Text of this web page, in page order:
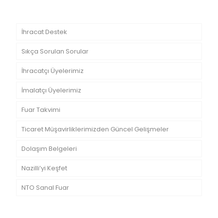
İhracat Destek
Sıkça Sorulan Sorular
İhracatçı Üyelerimiz
İmalatçı Üyelerimiz
Fuar Takvimi
Ticaret Müşavirliklerimizden Güncel Gelişmeler
Dolaşım Belgeleri
Nazilli’yi Keşfet
NTO Sanal Fuar